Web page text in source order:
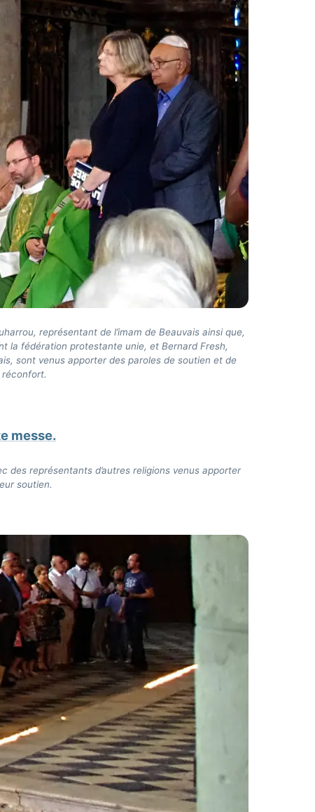
représentant de l’imam de Beauvais ainsi que,
la fédération protestante unie, et Bernard Fresh,
sont venus apporter des paroles de soutien et de
réconfort.
des représentants d’autres religions venus apporter
soutien.